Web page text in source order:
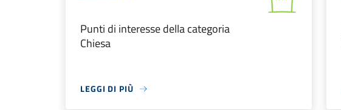
Punti di interesse della categoria
Chiesa
LEGGI DI PIÙ